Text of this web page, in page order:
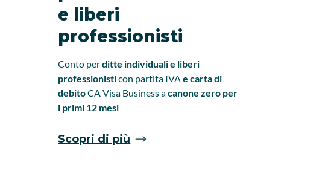
e liberi
professionisti
Conto perditte individuali e liberi
professionisticon partita IVAe carta di
debitoCAVisa Business acanone zero per
i primi 12 mesi
Scopri di più